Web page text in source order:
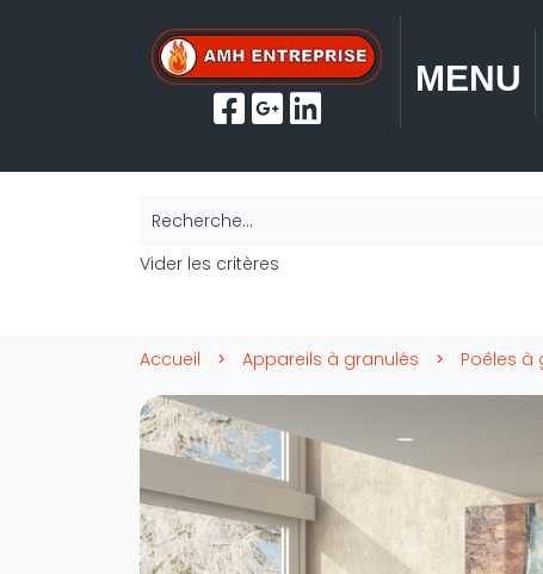
MENU
Recherche...
Vider les critères
Accueil Appareils à granulés Poêles à